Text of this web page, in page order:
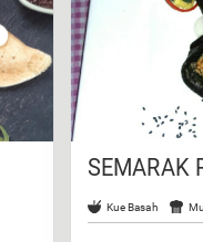
SEMARAK
Kue Basah